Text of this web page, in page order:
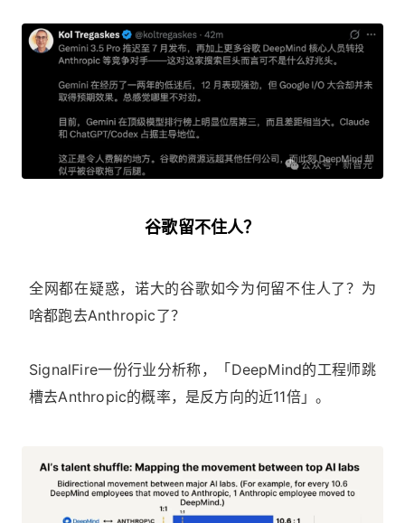
谷歌留不住人？
全网都在疑惑，诺大的谷歌如今为何留不住人了？为
啥都跑去Anthropic了？
SignalFire一份行业分析称，「DeepMind的工程师跳
槽去Anthropic的概率，是反方向的近11倍」。